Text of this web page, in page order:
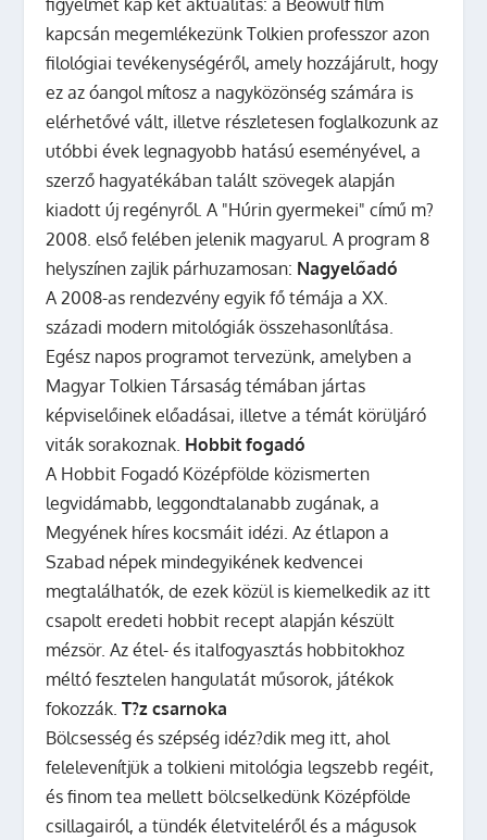
figyelmet kap két aktualitás: a Beowulf film
kapcsán megemlékezünk Tolkien professzor azon
filológiai tevékenységéről, amely hozzájárult, hogy
ez az óangol mítosz a nagyközönség számára is
elérhetővé vált, illetve részletesen foglalkozunk az
utóbbi évek legnagyobb hatású eseményével, a
szerző hagyatékában talált szövegek alapján
kiadott új regényről. A "Húrin gyermekei" című m?
2008. első felében jelenik magyarul. A program 8
helyszínen zajlik párhuzamosan: Nagyelőadó
A 2008-as rendezvény egyik fő témája a XX.
századi modern mitológiák összehasonlítása.
Egész napos programot tervezünk, amelyben a
Magyar Tolkien Társaság témában jártas
képviselőinek előadásai, illetve a témát körüljáró
viták sorakoznak. Hobbit fogadó
A Hobbit Fogadó Középfölde közismerten
legvidámabb, leggondtalanabb zugának, a
Megyének híres kocsmáit idézi. Az étlapon a
Szabad népek mindegyikének kedvencei
megtalálhatók, de ezek közül is kiemelkedik az itt
csapolt eredeti hobbit recept alapján készült
mézsör. Az étel- és italfogyasztás hobbitokhoz
méltó fesztelen hangulatát műsorok, játékok
fokozzák.T?z csarnoka
Bölcsesség és szépség idéz?dik meg itt, ahol
felelevenítjük a tolkieni mitológia legszebb regéit,
és finom tea mellett bölcselkedünk Középfölde
csillagairól, a tündék életviteléről és a mágusok